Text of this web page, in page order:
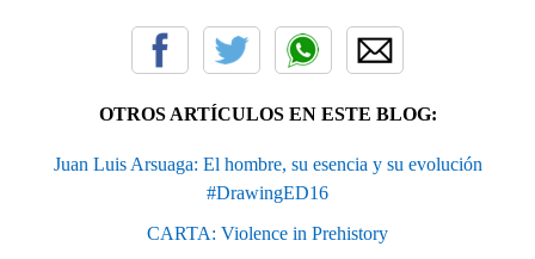
OTROS ARTÍCULOS EN ESTE BLOG:
Juan Luis Arsuaga: El hombre, su esencia y su evolución
#DrawingED16
CARTA: Violence in Prehistory